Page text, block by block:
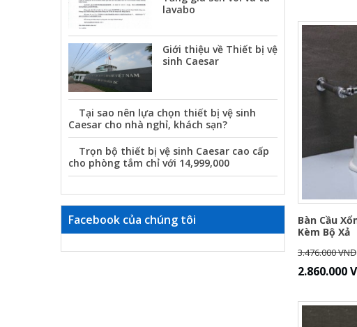
Bàn Cầu
Kèm Bộ Xả
3.476.000 VNĐ
2.860.000
lavabo
Giới thiệu về Thiết bị vệ
sinh Caesar
Tại sao nên lựa chọn thiết bị vệ sinh
Caesar cho nhà nghỉ, khách sạn?
Trọn bộ thiết bị vệ sinh Caesar cao cấp
cho phòng tắm chỉ với 14,999,000
Facebook của chúng tôi